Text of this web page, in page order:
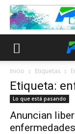
Inicio Etiquetas
Etiqueta:
Lo que está pasando
Anuncian